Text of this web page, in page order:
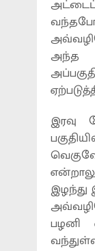
அந்த
இரவு
இழந்து
பழனி